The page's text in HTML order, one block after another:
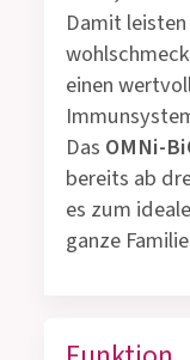
Damit
einen
Das OMNi-
bereits ab
es zum
ganze